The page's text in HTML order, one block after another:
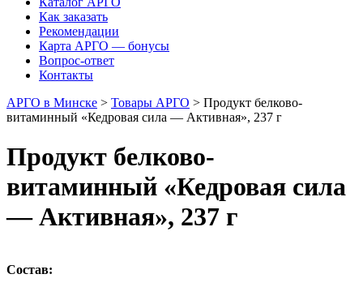
Как заказать
Рекомендации
Карта АРГО — бонусы
Вопрос-ответ
Контакты
АРГО в Минске > Товары АРГО > Продукт белково-
витаминный «Кедровая сила — Активная», 237 г
Продукт белково-
витаминный «Кедровая сила
— Активная», 237 г
Состав: